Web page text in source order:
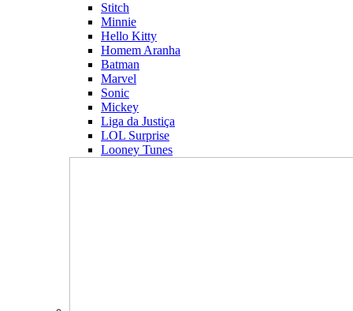
Stitch
Minnie
Hello Kitty
Homem Aranha
Batman
Marvel
Sonic
Mickey
Liga da Justiça
LOL Surprise
Looney Tunes